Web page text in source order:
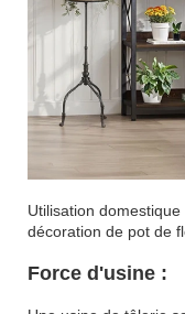
Utilisation
décoration de pot de
Force d'usine :